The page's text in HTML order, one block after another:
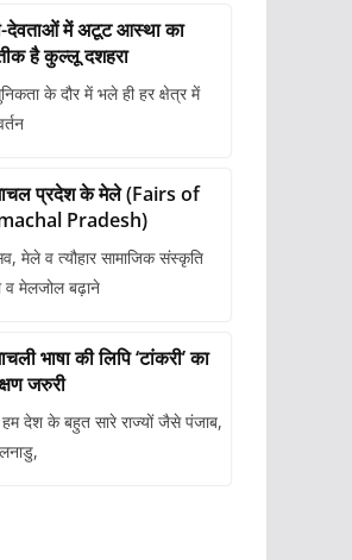
देवताओं में अटूट आस्था का
है कुल्लू दशहरा
के दौर में भले ही हर क्षेत्र में
प्रदेश के मेले (Fairs of
Pradesh)
मेले व त्यौहार सामाजिक संस्कृति
व मेलजोल बढ़ाने
भाषा की लिपि ‘टांकरी’ का
जरुरी
देश के बहुत सारे राज्यों जैसे पंजाब,